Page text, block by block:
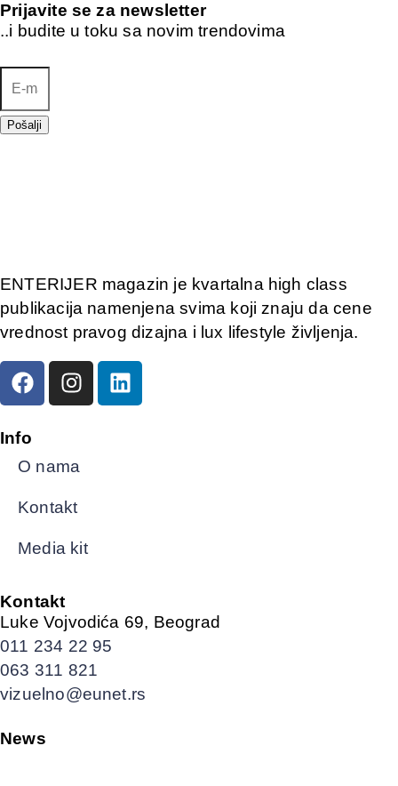
Prijavite se za newsletter
..i budite u toku sa novim trendovima
Pošalji
ENTERIJER magazin je kvartalna high class
publikacija namenjena svima koji znaju da cene
vrednost pravog dizajna i lux lifestyle življenja.
Info
O nama
Kontakt
Media kit
Kontakt
Luke Vojvodića 69, Beograd
011 234 22 95
063 311 821
vizuelno@eunet.rs
News